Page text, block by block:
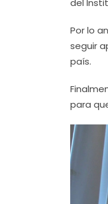
del
Por lo
seguir
país.
para